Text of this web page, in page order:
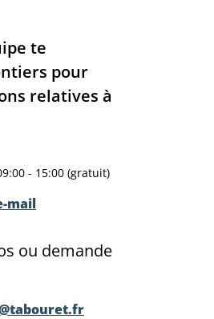
te
pour
relatives à
- 15:00 (gratuit)
mail
ou demande